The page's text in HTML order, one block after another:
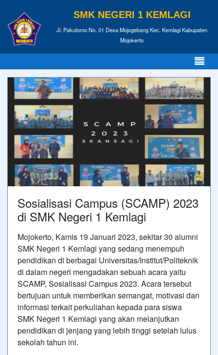
SMK NEGERI 1 KEMLAGI
Jl. Pakutomo No. 01 Desa Mojogebang Kec. Kemlagi Kabupaten
Mojokerto
Sosialisasi Campus (SCAMP) 2023
di SMK Negeri 1 Kemlagi
Mojokerto, Kamis 19 Januari 2023, sekitar 30 alumni
SMK Negeri 1 Kemlagi yang sedang menempuh
pendidikan di berbagai Universitas/Institut/Politeknik
di dalam negeri mengadakan sebuah acara yaitu
SCAMP, Sosialisasi Campus 2023. Acara tersebut
bertujuan untuk memberikan semangat, motivasi dan
informasi terkait perkuliahan kepada para siswa
SMK Negeri 1 Kemlagi yang akan melanjutkan
pendidikan di jenjang yang lebih tinggi setelah lulus
sekolah tahun ini.